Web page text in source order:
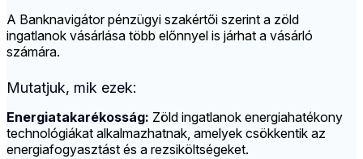
A Banknavigátor pénzügyi szakértői szerint a zöld
ingatlanok vásárlása több előnnyel is járhat a vásárló
számára.
Mutatjuk, mik ezek:
Energiatakarékosság: Zöld ingatlanok energiahatékony
technológiákat alkalmazhatnak, amelyek csökkentik az
energiafogyasztást és a rezsiköltségeket.